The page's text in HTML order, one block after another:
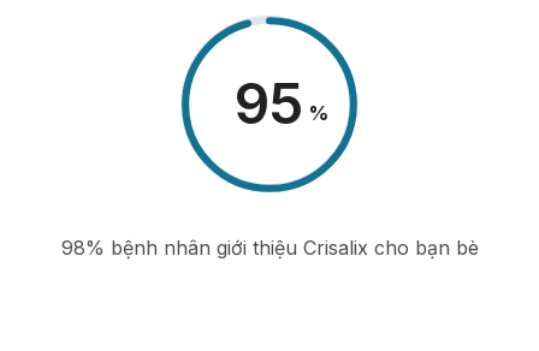
98 %
98% bệnh nhân giới thiệu Crisalix cho bạn bè